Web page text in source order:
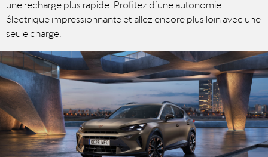
une recharge plus rapide. Profitez d’une autonomie
électrique impressionnante et allez encore plus loin avec une
seule charge.